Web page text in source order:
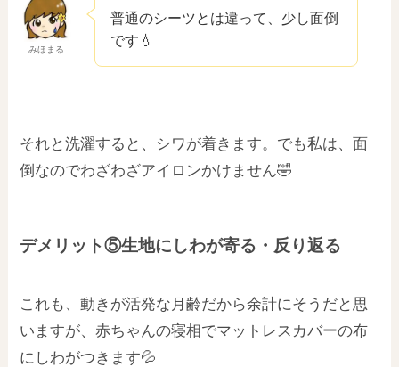
みほまる
普通のシーツとは違って、少し面倒
です💧
それと洗濯すると、シワが着きます。でも私は、面
倒なのでわざわざアイロンかけません🤣
デメリット⑤生地にしわが寄る・反り返る
これも、動きが活発な月齢だから余計にそうだと思
いますが、赤ちゃんの寝相でマットレスカバーの布
にしわがつきます💦